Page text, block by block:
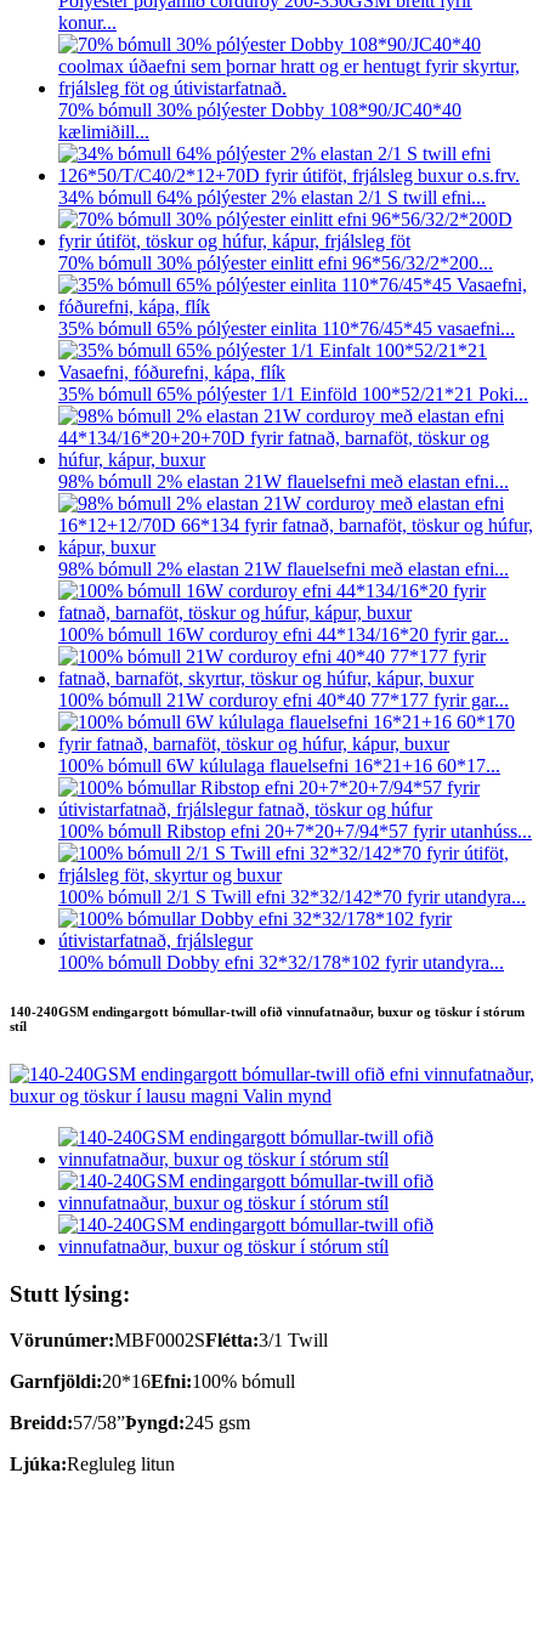
konur...
70% bómull 30% pólýester Dobby 108*90/JC40*40
kælimiðill...
34% bómull 64% pólýester 2% elastan 2/1 S twill efni...
70% bómull 30% pólýester einlitt efni 96*56/32/2*200...
35% bómull 65% pólýester einlita 110*76/45*45 vasaefni...
35% bómull 65% pólýester 1/1 Einföld 100*52/21*21 Poki...
98% bómull 2% elastan 21W flauelsefni með elastan efni...
98% bómull 2% elastan 21W flauelsefni með elastan efni...
100% bómull 16W corduroy efni 44*134/16*20 fyrir gar...
100% bómull 21W corduroy efni 40*40 77*177 fyrir gar...
100% bómull 6W kúlulaga flauelsefni 16*21+16 60*17...
100% bómull Ribstop efni 20+7*20+7/94*57 fyrir utanhúss...
100% bómull 2/1 S Twill efni 32*32/142*70 fyrir utandyra...
100% bómull Dobby efni 32*32/178*102 fyrir utandyra...
140-240GSM endingargott bómullar-twill ofið vinnufatnaður, buxur og töskur í stórum
stíl
Stutt lýsing:
Vörunúmer:MBF0002SFlétta:3/1 Twill
Garnfjöldi:20*16Efni:100% bómull
Breidd:57/58”Þyngd:245 gsm
Ljúka:Regluleg litun